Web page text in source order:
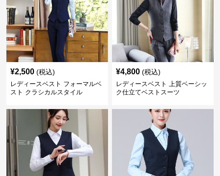
¥2,500 (税込)
レディースベスト フォーマルベ
スト クラシカルスタイル
¥4,800 (税込)
レディースベスト 上質ベーシッ
ク仕立てベストスーツ